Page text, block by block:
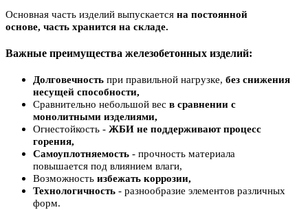
Основная часть изделий выпускается на постоянной
основе, часть хранится на складе.
Важные преимущества железобетонных изделий:
Долговечность при правильной нагрузке, без снижения
несущей способности,
Сравнительно небольшой вес в сравнении с
монолитными изделиями,
Огнестойкость - ЖБИ не поддерживают процесс
горения,
Самоуплотняемость - прочность материала
повышается под влиянием влаги,
Возможность избежать коррозии,
Технологичность - разнообразие элементов различных
форм.